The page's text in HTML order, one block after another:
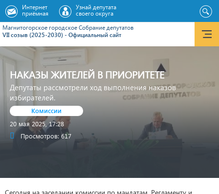
Магнитогорское городское Cобрание депутатов
VII созыв (2025-2030) - Официальный сайт
Интернет
приёмная
Узнай депутата
своего округа
НАКАЗЫ ЖИТЕЛЕЙ В ПРИОРИТЕТЕ
Депутаты рассмотрели ход выполнения наказов
избирателей.
Комиссии
20 мая 2025, 17:28
Просмотров: 617